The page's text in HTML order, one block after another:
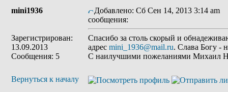
mini1936
Зарегистрирован:
13.09.2013
Сообщения: 5
Добавлено: Сб Сен 14, 2013 3:14 am
сообщения:
Спасибо за столь скорый и
адрес mini_1936@mail.ru. Слава Богу -
С наилучшими пожеланиями Михаил
Вернуться к началу